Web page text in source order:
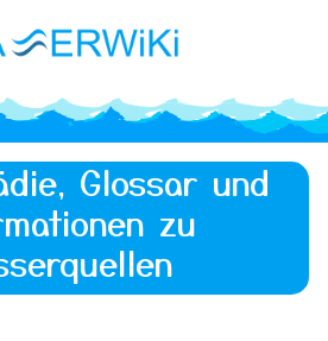
Glossar und
zu